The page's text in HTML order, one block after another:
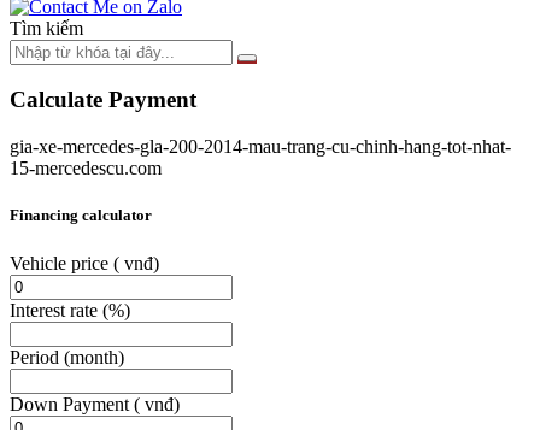
Tìm kiếm
Calculate Payment
gia-xe-mercedes-gla-200-2014-mau-trang-cu-chinh-hang-tot-nhat-
15-mercedescu.com
Financing calculator
Vehicle price ( vnđ)
Interest rate (%)
Period (month)
Down Payment ( vnđ)